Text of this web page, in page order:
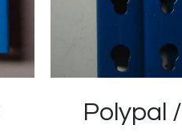
Polypal /